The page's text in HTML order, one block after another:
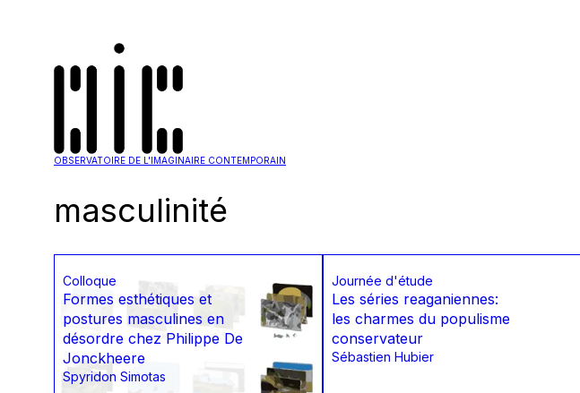
OBSERVATOIRE DE L'IMAGINAIRE CONTEMPORAIN
masculinité
Colloque
Formes esthétiques et
postures masculines en
désordre chez Philippe De
Jonckheere
Spyridon Simotas
Journée d'étude
Les séries reaganiennes:
les charmes du populisme
conservateur
Sébastien Hubier